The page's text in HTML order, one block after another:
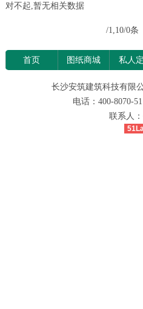
对不起,暂无相关数据
/1,10/0条
首页 图纸商城 私人
长沙安筑建筑科技有限
电话：400-8070-
联系人
51La